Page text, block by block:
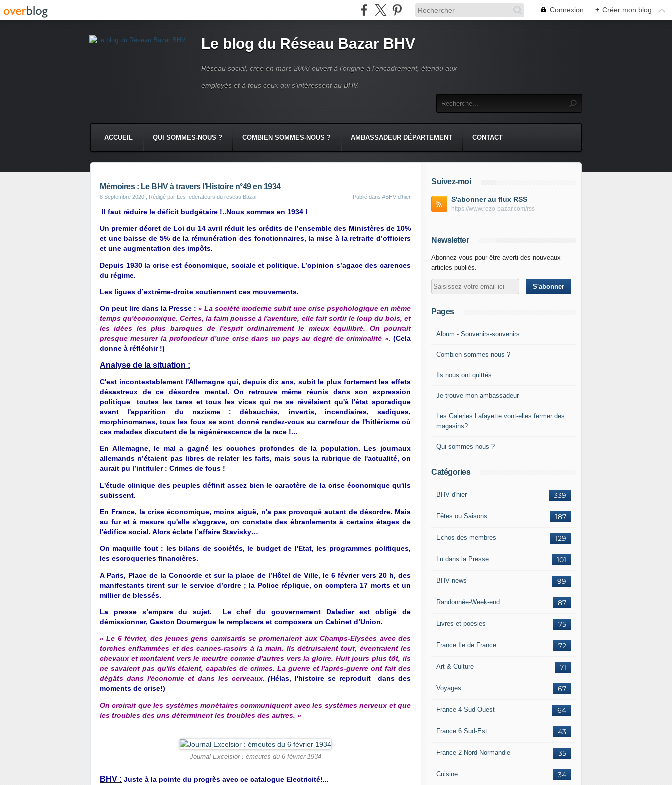
Connexion + Créer mon blog
Le blog du Réseau Bazar BHV
Réseau social, créé en mars 2008 ouvert à l'origine à l'encadrement, étendu aux
employés et à tous ceux qui s'intéressent au BHV.
ACCUEIL QUI SOMMES-NOUS ? COMBIEN SOMMES-NOUS ? AMBASSADEUR DÉPARTEMENT CONTACT
Mémoires : Le BHV à travers l'Histoire n°49 en 1934
8 Septembre 2020 , Rédigé par Les federateurs du reseau Bazar Publié dans #BHV d'hier
Il faut réduire le déficit budgétaire !..Nous sommes en 1934 !
Un premier décret de Loi du 14 avril réduit les crédits de l’ensemble des Ministères de 10%
et une baisse de 5% de la rémunération des fonctionnaires, la mise à la retraite d’officiers
et une augmentation des impôts.
Depuis 1930 la crise est économique, sociale et politique. L’opinion s’agace des carences
du régime.
Les ligues d’extrême-droite soutiennent ces mouvements.
On peut lire dans la Presse : « La société moderne subit une crise psychologique en même
temps qu'économique. Certes, la faim pousse à l'aventure, elle fait sortir le loup du bois, et
les idées les plus baroques de l'esprit ordinairement le mieux équilibré. On pourrait
presque mesurer la profondeur d'une crise dans un pays au degré de criminalité ». (Cela
donne à réfléchir !)
Analyse de la situation :
C'est incontestablement l'Allemagne qui, depuis dix ans, subit le plus fortement les effets
désastreux de ce désordre mental. On retrouve même réunis dans son expression
politique toutes les tares et tous les vices qui ne se révélaient qu'à l'état sporadique
avant l'apparition du nazisme : débauchés, invertis, incendiaires, sadiques,
morphinomanes, tous les fous se sont donné rendez-vous au carrefour de l'hitlérisme où
ces malades discutent de la régénérescence de la race !...
En Allemagne, le mal a gagné les couches profondes de la population. Les journaux
allemands n’étaient pas libres de relater les faits, mais sous la rubrique de l'actualité, on
aurait pu l’intituler : Crimes de fous !
L'étude clinique des peuples définit assez bien le caractère de la crise économique qu'ils
subissent.
En France, la crise économique, moins aiguë, n'a pas provoqué autant de désordre. Mais
au fur et à mesure qu'elle s'aggrave, on constate des ébranlements à certains étages de
l'édifice social. Alors éclate l’affaire Stavisky…
On maquille tout : les bilans de sociétés, le budget de l'Etat, les programmes politiques,
les escroqueries financières.
A Paris, Place de la Concorde et sur la place de l’Hôtel de Ville, le 6 février vers 20 h, des
manifestants tirent sur le service d’ordre ; la Police réplique, on comptera 17 morts et un
millier de blessés.
La presse s’empare du sujet.
Le chef du gouvernement Daladier est obligé de
démissionner, Gaston Doumergue le remplacera et composera un Cabinet d’Union.
« Le 6 février, des jeunes gens camisards se promenaient aux Champs-Elysées avec des
torches enflammées et des cannes-rasoirs à la main. Ils détruisaient tout, éventraient les
chevaux et montaient vers le meurtre comme d'autres vers la gloire. Huit jours plus tôt, ils
ne savaient pas qu'ils étaient, capables de crimes. La guerre et l'après-guerre ont fait des
dégâts dans l'économie et dans les cerveaux. (Hélas, l'histoire se reproduit dans des
moments de crise!)
On croirait que les systèmes monétaires communiquent avec les systèmes nerveux et que
les troubles des uns déterminent les troubles des autres. »
Journal Excelsior : émeutes du 6 février 1934
BHV : Juste à la pointe du progrès avec ce catalogue Electricité!...
Suivez-moi
S'abonner au flux RSS
https://www.rezo-bazar.com/rss
Newsletter
Abonnez-vous pour être averti des nouveaux
articles publiés.
Pages
Album - Souvenirs-souvenirs
Combien sommes nous ?
Ils nous ont quittés
Je trouve mon ambassadeur
Les Galeries Lafayette vont-elles fermer des
magasins?
Qui sommes nous ?
Catégories
339
BHV d'hier
187
Fêtes ou Saisons
129
Echos des membres
101
Lu dans la Presse
99
BHV news
87
Randonnée-Week-end
75
Livres et poésies
72
France Ile de France
71
Art & Culture
67
Voyages
64
France 4 Sud-Ouest
43
France 6 Sud-Est
35
France 2 Nord Normandie
34
Cuisine